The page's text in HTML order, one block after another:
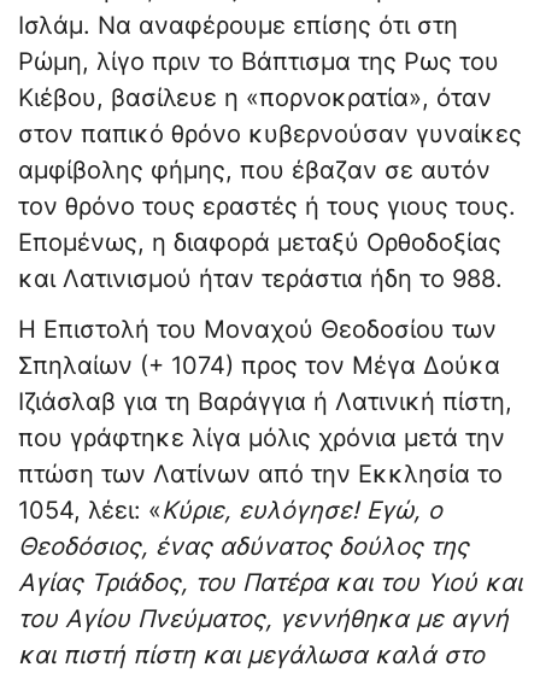
Ισλάμ. Να αναφέρουμε επίσης ότι στη
Ρώμη, λίγο πριν το Βάπτισμα της Ρως του
Κιέβου, βασίλευε η «πορνοκρατία», όταν
στον παπικό θρόνο κυβερνούσαν γυναίκες
αμφίβολης φήμης, που έβαζαν σε αυτόν
τον θρόνο τους εραστές ή τους γιους τους.
Επομένως, η διαφορά μεταξύ Ορθοδοξίας
και Λατινισμού ήταν τεράστια ήδη το 988.
Η Επιστολή του Μοναχού Θεοδοσίου των
Σπηλαίων (+ 1074) προς τον Μέγα Δούκα
Ιζιάσλαβ για τη Βαράγγια ή Λατινική πίστη,
που γράφτηκε λίγα μόλις χρόνια μετά την
πτώση των Λατίνων από την Εκκλησία το
1054, λέει: «Κύριε, ευλόγησε! Εγώ, ο
Θεοδόσιος, ένας αδύνατος δούλος της
Αγίας Τριάδος, του Πατέρα και του Υιού και
του Αγίου Πνεύματος, γεννήθηκα με αγνή
και πιστή πίστη και μεγάλωσα καλά στο